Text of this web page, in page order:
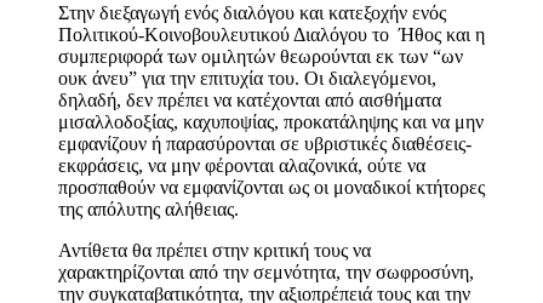
Στην διεξαγωγή ενός διαλόγου και κατεξοχήν ενός
Πολιτικού-Κοινοβουλευτικού Διαλόγου το Ήθος και η
συμπεριφορά των ομιλητών θεωρούνται εκ των “ων
ουκ άνευ” για την επιτυχία του. Οι διαλεγόμενοι,
δηλαδή, δεν πρέπει να κατέχονται από αισθήματα
μισαλλοδοξίας, καχυποψίας, προκατάληψης και να μην
εμφανίζουν ή παρασύρονται σε υβριστικές διαθέσεις-
εκφράσεις, να μην φέρονται αλαζονικά, ούτε να
προσπαθούν να εμφανίζονται ως οι μοναδικοί κτήτορες
της απόλυτης αλήθειας.
Αντίθετα θα πρέπει στην κριτική τους να
χαρακτηρίζονται από την σεμνότητα, την σωφροσύνη,
την συγκαταβατικότητα, την αξιοπρέπειά τους και την